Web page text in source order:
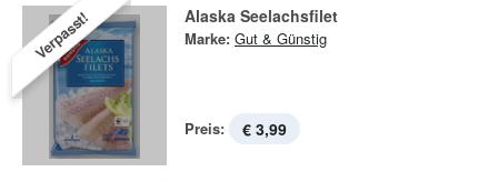
Verpasst! Alaska Seelachsfilet
Marke: Gut & Günstig
Preis: € 3,99